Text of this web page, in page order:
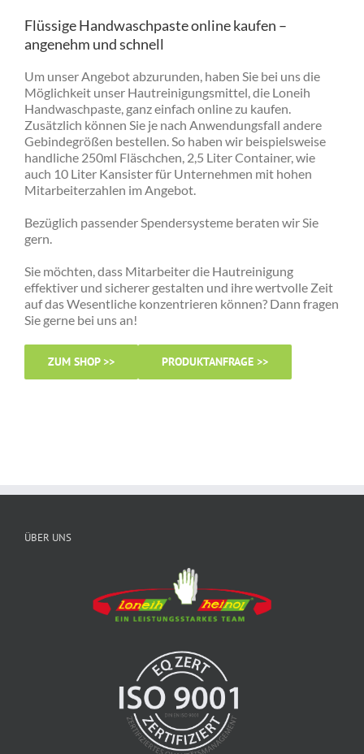
Flüssige Handwaschpaste online kaufen –
angenehm und schnell
Um unser Angebot abzurunden, haben Sie bei uns die
Möglichkeit unser Hautreinigungsmittel, die Loneih
Handwaschpaste, ganz einfach online zu kaufen.
Zusätzlich können Sie je nach Anwendungsfall andere
Gebindegrößen bestellen. So haben wir beispielsweise
handliche 250ml Fläschchen, 2,5 Liter Container, wie
auch 10 Liter Kansister für Unternehmen mit hohen
Mitarbeiterzahlen im Angebot.
Bezüglich passender Spendersysteme beraten wir Sie
gern.
Sie möchten, dass Mitarbeiter die Hautreinigung
effektiver und sicherer gestalten und ihre wertvolle Zeit
auf das Wesentliche konzentrieren können? Dann fragen
Sie gerne bei uns an!
ZUM SHOP >> PRODUKTANFRAGE >>
ÜBER UNS